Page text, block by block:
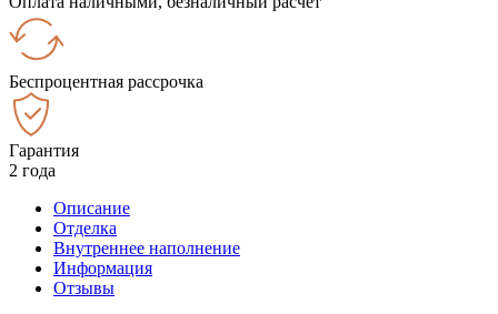
Беспроцентная рассрочка
Гарантия
2 года
Описание
Отделка
Внутреннее наполнение
Информация
Отзывы